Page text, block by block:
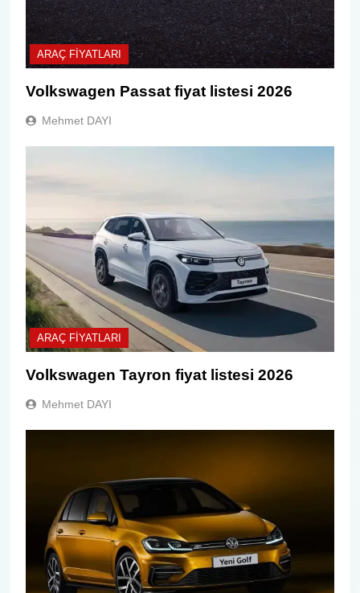
ARAÇ FIYATLARI
Volkswagen Passat fiyat listesi 2026
Mehmet DAYI
ARAÇ FIYATLARI
Volkswagen Tayron fiyat listesi 2026
Mehmet DAYI